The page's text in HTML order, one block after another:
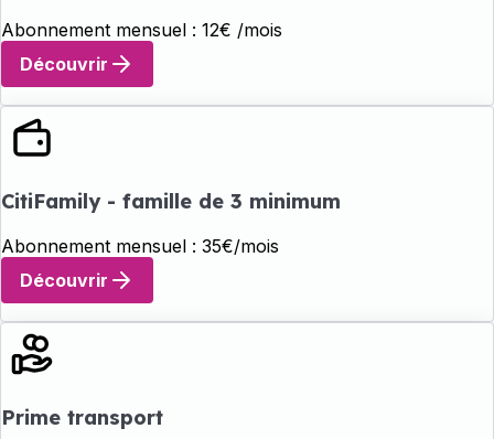
Abonnement mensuel : 12€ /mois
Découvrir
CitiFamily - famille de 3 minimum
Abonnement mensuel : 35€/mois
Découvrir
Prime transport